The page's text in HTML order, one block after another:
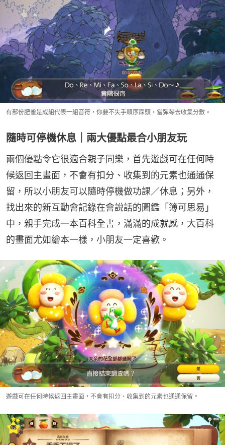
有部份肥雀是成組代表一組音符，你要不失手順序踩頭，當彈琴去收集分數。
隨時可停機休息｜兩大優點最合小朋友玩
兩個優點令它很適合親子同樂，首先遊戲可在任何時
候返回主畫面，不會有扣分、收集到的元素也通通保
留，所以小朋友可以隨時停機做功課／休息；另外，
找出來的新互動會記錄在會說話的圖鑑「簿可思易」
中，親手完成一本百科全書，滿滿的成就感，大百科
的畫面尤如繪本一樣，小朋友一定喜歡。
遊戲可在任何時候返回主畫面，不會有扣分、收集到的元素也通通保留。